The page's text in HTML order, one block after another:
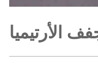
الأرتيميا